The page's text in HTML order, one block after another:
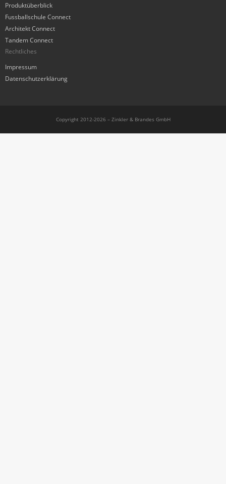
Produktüberblick
Fussballschule Connect
Architekt Connect
Tandem Connect
Rechtliches
Impressum
Datenschutzerklärung
Copyright 2012-2026 – Zinkler & Brandes GmbH